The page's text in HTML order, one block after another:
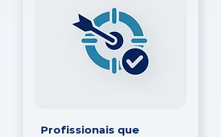
Profissionais que